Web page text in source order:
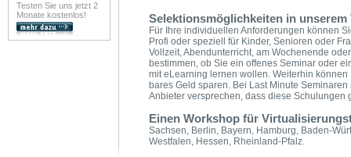
Testen Sie uns jetzt 2
Monate kostenlos!
Selektionsmöglichkeiten in unserem
Für Ihre individuellen Anforderungen können
Profi oder speziell für Kinder, Senioren oder
Vollzeit, Abendunterricht, am Wochenende
bestimmen, ob Sie ein offenes Seminar oder
mit eLearning lernen wollen. Weiterhin
bares Geld sparen. Bei Last Minute
Anbieter versprechen, dass diese Schulungen
Einen Workshop für
Sachsen, Berlin, Bayern, Hamburg, Baden-
Westfalen, Hessen, Rheinland-Pfalz.